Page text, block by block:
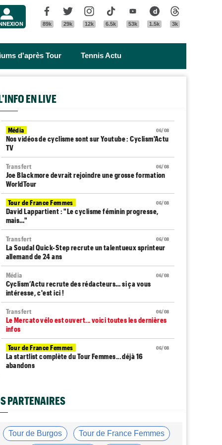
Facebook
89k
Twitter
29k
Instagram
12k
Tik Tok
6.5k
Youtube
53k
Dailymotion
1.5k 3k
d'après Tour Tennis Actu
EN LIVE
06/08
Média
Nos vidéos de cyclisme sont sur Youtube : Cyclism'Actu
TV
06/08
Transfert
Joe Blackmore devrait rejoindre une grosse formation
WorldTour
06/08
Tour de France Femmes
David Lappartient : "Le cyclisme féminin progresse,
mais…"
06/08
Transfert
La Soudal Quick-Step recrute un talentueux sprinteur
allemand de 24 ans
06/08
Média
Cyclism’Actu recrute des rédacteurs… si ça vous
intéresse, c'est ici !
06/08
Transfert
Le Mercato vélo est ouvert... voici toutes les dernières
infos
06/08
Tour de France Femmes
La startlist complète du Tour Femmes... déjà 16
abandons
profil…
La surprise Francisco Campos remporte la 1ère étape
PARTENAIRES
Tour de Burgos Tour de France Femmes